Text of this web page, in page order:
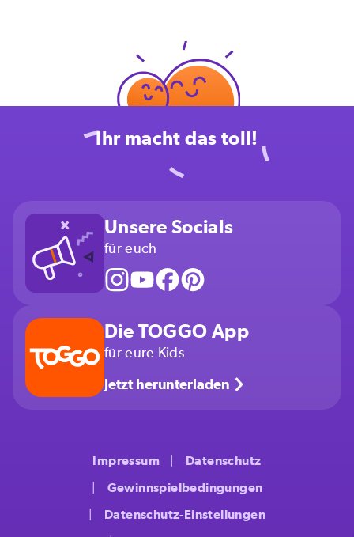
Ihr macht das toll!
Unsere Socials
für euch
Die TOGGO App
für eure Kids
Jetzt herunterladen
Impressum
Datenschutz
Gewinnspielbedingungen
Datenschutz-Einstellungen